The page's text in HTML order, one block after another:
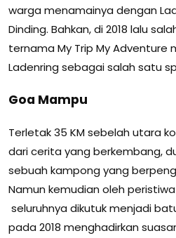
warga menamainya dengan
Dinding. Bahkan, di 2018 lalu
ternama My Trip My Adventure
Ladenring sebagai salah satu
Goa Mampu
Terletak 35 KM sebelah utara
dari cerita yang berkembang,
sebuah kampong yang
Namun kemudian oleh peristiwa
seluruhnya dikutuk menjadi
pada 2018 menghadirkan